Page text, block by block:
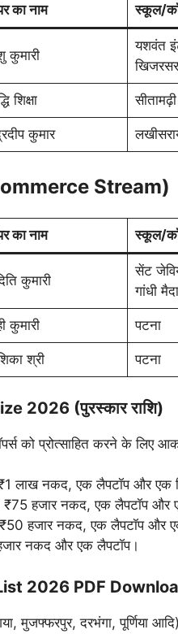
का नाम स्कूल/
कुमारी
यशवंत
शिक्षा सीतामढ़ी
कुमार
Stream)
का नाम स्कूल/
कुमारी
सेंट
गांधी
कुमारी पटना
श्री पटना
2026 (पुरस्कार राशि)
को प्रोत्साहित करने के लिए
लाख नकद, एक लैपटॉप और एक
₹75 हजार नकद, एक लैपटॉप और
₹50 हजार नकद, एक लैपटॉप और
नकद और एक लैपटॉप।
2026 PDF
दरभंगा, पूर्णिया